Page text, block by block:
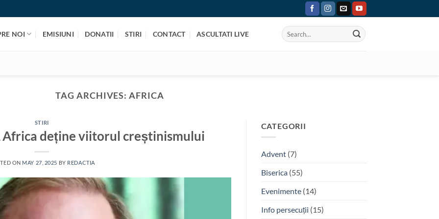
NOI EMISIUNI DONATII STIRI CONTACT ASCULTATI LIVE
TAG ARCHIVES:AFRICA
STIRI
Africa deține viitorul creștinismului
ON MAY 27, 2025 BY REDACTIA
CATEGORII
Advent(7)
Biserica(55)
Evenimente(14)
Info persecuții (15)